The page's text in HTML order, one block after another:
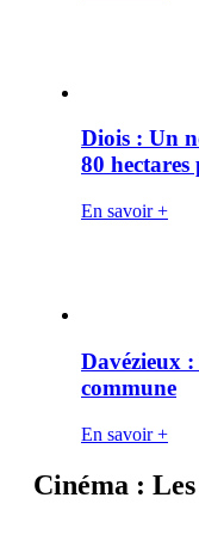
Diois : Un
80
En savoir +
Davézieux
commune
En savoir +
Cinéma :